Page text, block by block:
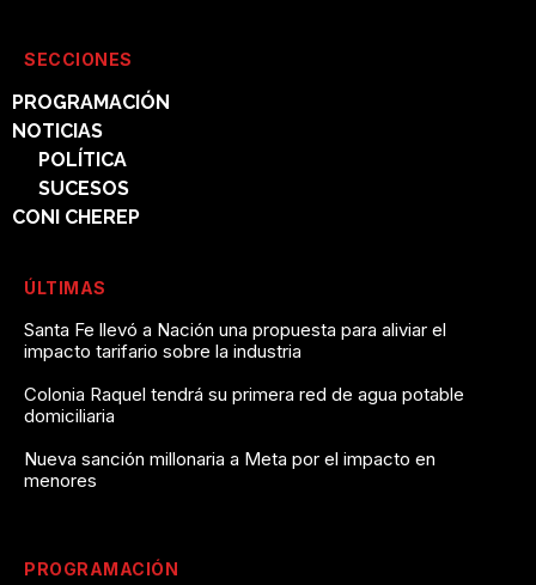
SECCIONES
PROGRAMACIÓN
NOTICIAS
POLÍTICA
SUCESOS
CONI CHEREP
ÚLTIMAS
Santa Fe llevó a Nación una propuesta para aliviar el
impacto tarifario sobre la industria
Colonia Raquel tendrá su primera red de agua potable
domiciliaria
Nueva sanción millonaria a Meta por el impacto en
menores
PROGRAMACIÓN